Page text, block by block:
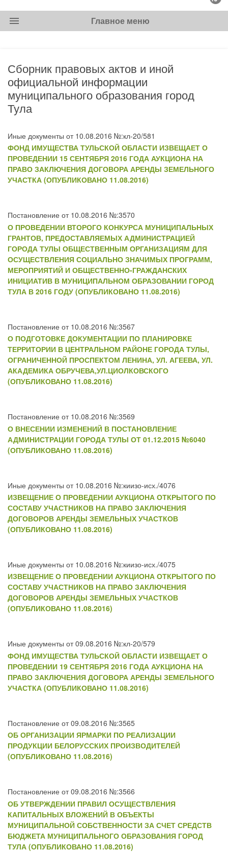
menu Главное меню
Сборник правовых актов и иной
официальной информации
муниципального образования город
Тула
Иные документы от 10.08.2016 №:кл-20/581
ФОНД ИМУЩЕСТВА ТУЛЬСКОЙ ОБЛАСТИ ИЗВЕЩАЕТ О
ПРОВЕДЕНИИ 15 СЕНТЯБРЯ 2016 ГОДА АУКЦИОНА НА
ПРАВО ЗАКЛЮЧЕНИЯ ДОГОВОРА АРЕНДЫ ЗЕМЕЛЬНОГО
УЧАСТКА (ОПУБЛИКОВАНО 11.08.2016)
Постановление от 10.08.2016 №:3570
О ПРОВЕДЕНИИ ВТОРОГО КОНКУРСА МУНИЦИПАЛЬНЫХ
ГРАНТОВ, ПРЕДОСТАВЛЯЕМЫХ АДМИНИСТРАЦИЕЙ
ГОРОДА ТУЛЫ ОБЩЕСТВЕННЫМ ОРГАНИЗАЦИЯМ ДЛЯ
ОСУЩЕСТВЛЕНИЯ СОЦИАЛЬНО ЗНАЧИМЫХ ПРОГРАММ,
МЕРОПРИЯТИЙ И ОБЩЕСТВЕННО-ГРАЖДАНСКИХ
ИНИЦИАТИВ В МУНИЦИПАЛЬНОМ ОБРАЗОВАНИИ ГОРОД
ТУЛА В 2016 ГОДУ (ОПУБЛИКОВАНО 11.08.2016)
Постановление от 10.08.2016 №:3567
О ПОДГОТОВКЕ ДОКУМЕНТАЦИИ ПО ПЛАНИРОВКЕ
ТЕРРИТОРИИ В ЦЕНТРАЛЬНОМ РАЙОНЕ ГОРОДА ТУЛЫ,
ОГРАНИЧЕННОЙ ПРОСПЕКТОМ ЛЕНИНА, УЛ. АГЕЕВА, УЛ.
АКАДЕМИКА ОБРУЧЕВА,УЛ.ЦИОЛКОВСКОГО
(ОПУБЛИКОВАНО 11.08.2016)
Постановление от 10.08.2016 №:3569
О ВНЕСЕНИИ ИЗМЕНЕНИЙ В ПОСТАНОВЛЕНИЕ
АДМИНИСТРАЦИИ ГОРОДА ТУЛЫ ОТ 01.12.2015 №6040
(ОПУБЛИКОВАНО 11.08.2016)
Иные документы от 10.08.2016 №:киизо-исх./4076
ИЗВЕЩЕНИЕ О ПРОВЕДЕНИИ АУКЦИОНА ОТКРЫТОГО ПО
СОСТАВУ УЧАСТНИКОВ НА ПРАВО ЗАКЛЮЧЕНИЯ
ДОГОВОРОВ АРЕНДЫ ЗЕМЕЛЬНЫХ УЧАСТКОВ
(ОПУБЛИКОВАНО 11.08.2016)
Иные документы от 10.08.2016 №:киизо-исх./4075
ИЗВЕЩЕНИЕ О ПРОВЕДЕНИИ АУКЦИОНА ОТКРЫТОГО ПО
СОСТАВУ УЧАСТНИКОВ НА ПРАВО ЗАКЛЮЧЕНИЯ
ДОГОВОРОВ АРЕНДЫ ЗЕМЕЛЬНЫХ УЧАСТКОВ
(ОПУБЛИКОВАНО 11.08.2016)
Иные документы от 09.08.2016 №:кл-20/579
ФОНД ИМУЩЕСТВА ТУЛЬСКОЙ ОБЛАСТИ ИЗВЕЩАЕТ О
ПРОВЕДЕНИИ 19 СЕНТЯБРЯ 2016 ГОДА АУКЦИОНА НА
ПРАВО ЗАКЛЮЧЕНИЯ ДОГОВОРА АРЕНДЫ ЗЕМЕЛЬНОГО
УЧАСТКА (ОПУБЛИКОВАНО 11.08.2016)
Постановление от 09.08.2016 №:3565
ОБ ОРГАНИЗАЦИИ ЯРМАРКИ ПО РЕАЛИЗАЦИИ
ПРОДУКЦИИ БЕЛОРУССКИХ ПРОИЗВОДИТЕЛЕЙ
(ОПУБЛИКОВАНО 11.08.2016)
Постановление от 09.08.2016 №:3566
ОБ УТВЕРЖДЕНИИ ПРАВИЛ ОСУЩЕСТВЛЕНИЯ
КАПИТАЛЬНЫХ ВЛОЖЕНИЙ В ОБЪЕКТЫ
МУНИЦИПАЛЬНОЙ СОБСТВЕННОСТИ ЗА СЧЕТ СРЕДСТВ
БЮДЖЕТА МУНИЦИПАЛЬНОГО ОБРАЗОВАНИЯ ГОРОД
ТУЛА (ОПУБЛИКОВАНО 11.08.2016)